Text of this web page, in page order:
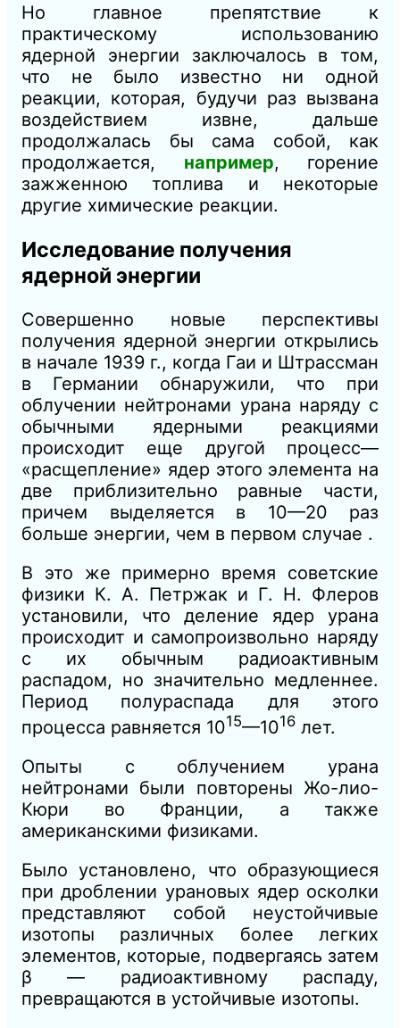
Но главное препятствие к
практическому использованию
ядерной энергии заключалось в том,
что не было известно ни одной
реакции, которая, будучи раз вызвана
воздействием извне, дальше
продолжалась бы сама собой, как
продолжается, например, горение
зажженною топлива и некоторые
другие химические реакции.
Исследование получения
ядерной энергии
Совершенно новые перспективы
получения ядерной энергии открылись
в начале 1939 г., когда Гаи и Штрассман
в Германии обнаружили, что при
облучении нейтронами урана наряду с
обычными ядерными реакциями
происходит еще другой процесс—
«расщепление» ядер этого элемента на
две приблизительно равные части,
причем выделяется в 10—20 раз
больше энергии, чем в первом случае .
В это же примерно время советские
физики К. А. Петржак и Г. Н. Флеров
установили, что деление ядер урана
происходит и самопроизвольно наряду
с их обычным радиоактивным
распадом, но значительно медленнее.
Период полураспада для этого
процесса равняется 1015—1016 лет.
Опыты с облучением урана
нейтронами были повторены Жо-лио-
Кюри во Франции, а также
американскими физиками.
Было установлено, что образующиеся
при дроблении урановых ядер осколки
представляют собой неустойчивые
изотопы различных более легких
элементов, которые, подвергаясь затем
β — радиоактивному распаду,
превращаются в устойчивые изотопы.